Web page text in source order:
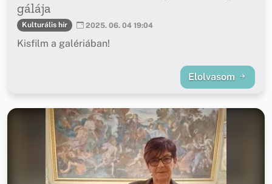
gálája
Kulturális hír 2025. 06. 04 19:04
Kisfilm a galériában!
Elolvasom